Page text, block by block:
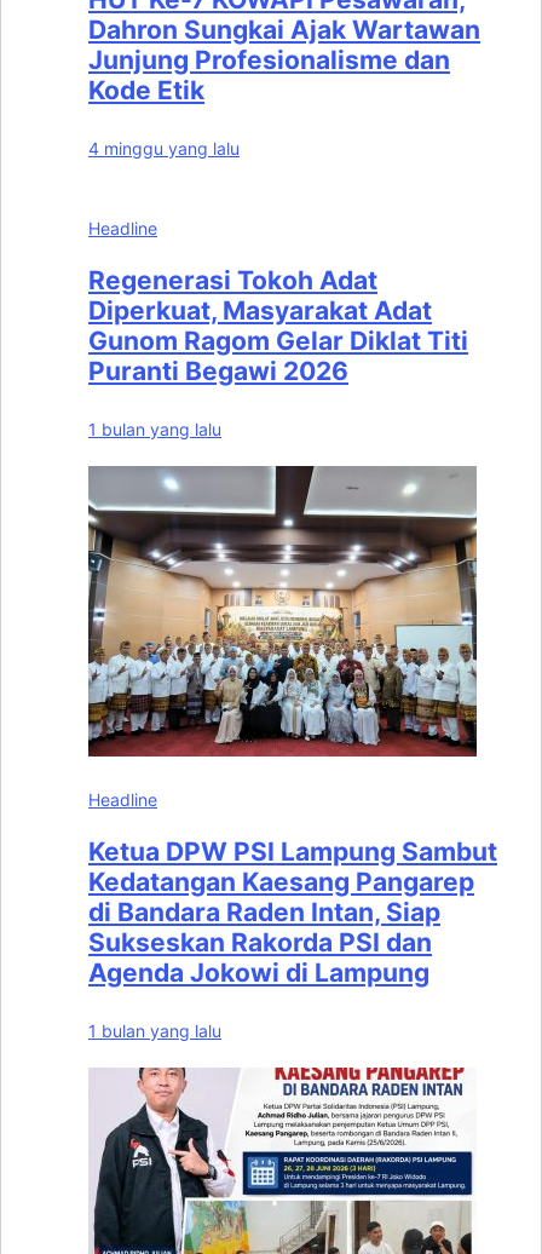
Dahron Sungkai Ajak Wartawan
Junjung Profesionalisme dan
Kode Etik
4 minggu yang lalu
Headline
Regenerasi Tokoh Adat
Diperkuat, Masyarakat Adat
Gunom Ragom Gelar Diklat Titi
Puranti Begawi 2026
1 bulan yang lalu
Headline
Ketua DPW PSI Lampung Sambut
Kedatangan Kaesang Pangarep
di Bandara Raden Intan, Siap
Sukseskan Rakorda PSI dan
Agenda Jokowi di Lampung
1 bulan yang lalu